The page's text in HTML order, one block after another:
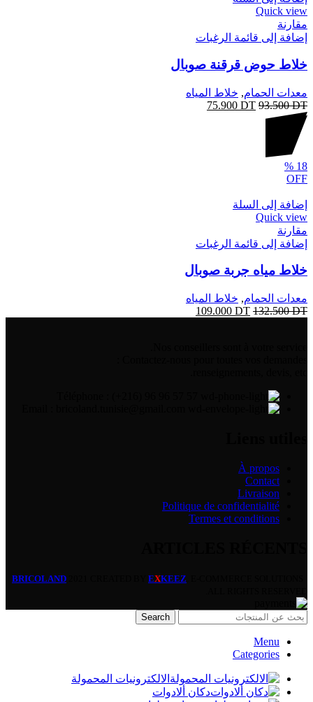
Quick view
مقارنة
إضافة إلى قائمة الرغبات
خلاط حوض قرقنة صوبال
معدات الحمام, خلاط المياه
93.500DT
75.900 DT
18
%
OFF
إضافة إلى السلة
Quick view
مقارنة
إضافة إلى قائمة الرغبات
خلاط مياه جربة صوبال
معدات الحمام, خلاط المياه
132.500DT
109.000 DT
À propos
Contact
Livraison
Politique de confidentialité
Termes et conditions
BRICOLAND EXKEEZ
Search
Menu
Categories
الالكترونيات المحمولة
دكان ألادوات